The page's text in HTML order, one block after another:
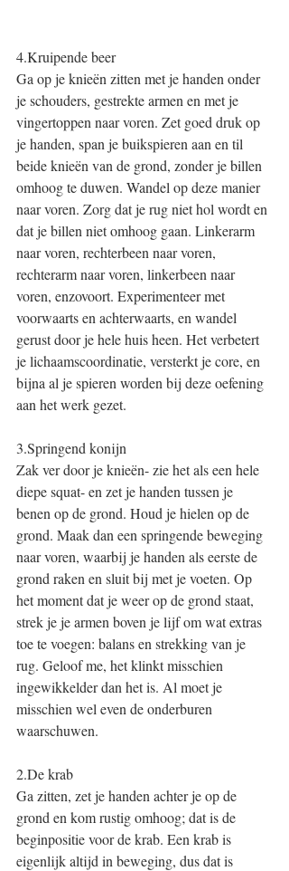
4.Kruipende beer
Ga op je knieën zitten met je handen onder
je schouders, gestrekte armen en met je
vingertoppen naar voren. Zet goed druk op
je handen, span je buikspieren aan en til
beide knieën van de grond, zonder je billen
omhoog te duwen. Wandel op deze manier
naar voren. Zorg dat je rug niet hol wordt en
dat je billen niet omhoog gaan. Linkerarm
naar voren, rechterbeen naar voren,
rechterarm naar voren, linkerbeen naar
voren, enzovoort. Experimenteer met
voorwaarts en achterwaarts, en wandel
gerust door je hele huis heen. Het verbetert
je lichaamscoordinatie, versterkt je core, en
bijna al je spieren worden bij deze oefening
aan het werk gezet.
3.Springend konijn
Zak ver door je knieën- zie het als een hele
diepe squat- en zet je handen tussen je
benen op de grond. Houd je hielen op de
grond. Maak dan een springende beweging
naar voren, waarbij je handen als eerste de
grond raken en sluit bij met je voeten. Op
het moment dat je weer op de grond staat,
strek je je armen boven je lijf om wat extras
toe te voegen: balans en strekking van je
rug. Geloof me, het klinkt misschien
ingewikkelder dan het is. Al moet je
misschien wel even de onderburen
waarschuwen.
2.De krab
Ga zitten, zet je handen achter je op de
grond en kom rustig omhoog; dat is de
beginpositie voor de krab. Een krab is
eigenlijk altijd in beweging, dus dat is